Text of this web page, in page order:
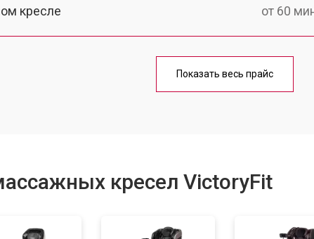
кресле от 60
от 150
Показать весь прайс
кресел VictoryFit